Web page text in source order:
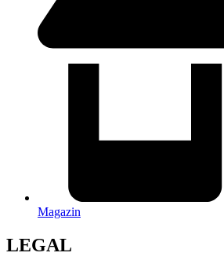
Magazin
LEGAL